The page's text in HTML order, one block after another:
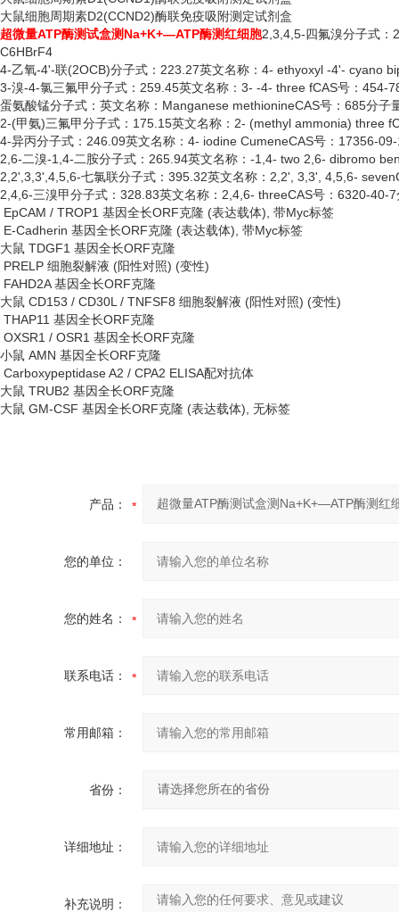
大鼠细胞周期素D2(CCND2)酶联免疫吸附测定试剂盒
超微量ATP酶测试盒测Na+K+—ATP酶测红细胞2,3,4,5-四氟溴分子式：
C6HBrF4
4-乙氧-4'-联(2OCB)分子式：223.27英文名称：4- ethyoxyl -4'- cyano
3-溴-4-氯三氟甲分子式：259.45英文名称：3- -4- three fCAS号：454-
蛋氨酸锰分子式：英文名称： Manganese methionineCAS号：685分子
2-(甲氨)三氟甲分子式：175.15英文名称：2- (methyl ammonia) three
4-异丙分子式：246.09英文名称：4- iodine CumeneCAS号：17356-
2,6-二溴-1,4-二胺分子式：265.94英文名称：-1,4- two 2,6- dibromo
2,2',3,3',4,5,6-七氯联分子式：395.32英文名称：2,2', 3,3', 4,5,6-
2,4,6-三溴甲分子式：328.83英文名称：2,4,6- threeCAS号：6320-40-
EpCAM / TROP1 基因全长ORF克隆 (表达载体), 带Myc标签
E-Cadherin 基因全长ORF克隆 (表达载体), 带Myc标签
大鼠 TDGF1 基因全长ORF克隆
PRELP 细胞裂解液 (阳性对照) (变性)
FAHD2A 基因全长ORF克隆
大鼠 CD153 / CD30L / TNFSF8 细胞裂解液 (阳性对照) (变性)
THAP11 基因全长ORF克隆
OXSR1 / OSR1 基因全长ORF克隆
小鼠 AMN 基因全长ORF克隆
Carboxypeptidase A2 / CPA2 ELISA配对抗体
大鼠 TRUB2 基因全长ORF克隆
大鼠 GM-CSF 基因全长ORF克隆 (表达载体), 无标签
产品：
您的单位：
您的姓名：
联系电话：
常用邮箱：
省份：
详细地址：
补充说明：